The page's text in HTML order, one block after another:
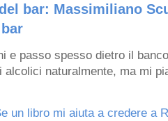
bar: Massimiliano
e passo spesso dietro il
alcolici naturalmente, ma mi
un libro mi aiuta a credere a